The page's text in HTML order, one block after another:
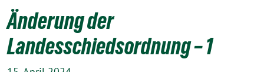
Änderung der
Landesschiedsordnung – 1